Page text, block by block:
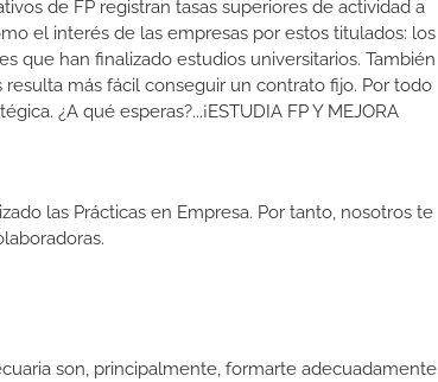
de FP registran tasas superiores de actividad a
el interés de las empresas por estos titulados: los
que han finalizado estudios universitarios. También
más fácil conseguir un contrato fijo. Por todo
¿A qué esperas?...¡ESTUDIA FP Y MEJORA
las Prácticas en Empresa. Por tanto, nosotros te
son, principalmente, formarte adecuadamente